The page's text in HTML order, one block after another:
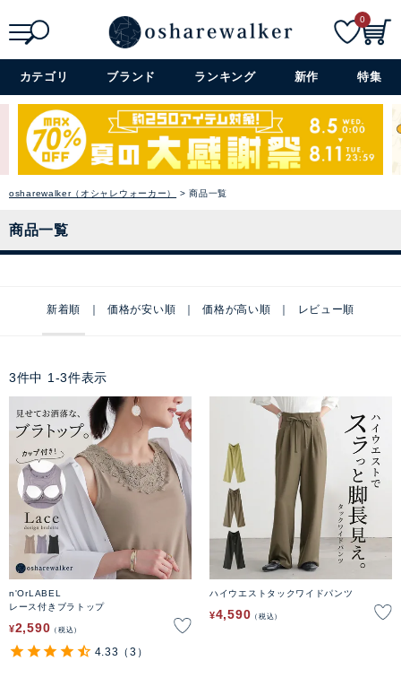
詳細検索+
0
カテゴリ ブランド ランキング 新作 特集
osharewalker（オシャレウォーカー） 商品一覧
商品一覧
新着順 価格が安い順 価格が高い順 レビュー順
3件中 1 -3件表示
n'OrLABEL
レース付きブラトップ
¥2,590 税込
4.33 （3）
ハイウエストタックワイドパンツ
¥4,590 税込